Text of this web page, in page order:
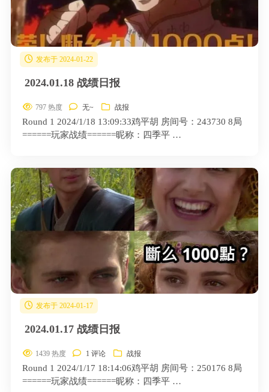
发布于 2024-01-22
2024.01.18 战绩日报
797 热度 无~ 战报
Round 1 2024/1/18 13:09:33鸡平胡 房间号：243730 8局
======玩家战绩======昵称：四季平 …
发布于 2024-01-17
2024.01.17 战绩日报
1439 热度 1 评论 战报
Round 1 2024/1/17 18:14:06鸡平胡 房间号：250176 8局
======玩家战绩======昵称：四季平 …